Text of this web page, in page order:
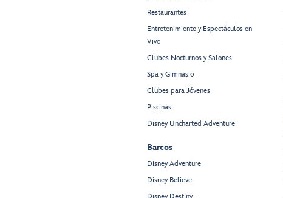
Restaurantes
Entretenimiento y Espectáculos en
Vivo
Clubes Nocturnos y Salones
Spa y Gimnasio
Clubes para Jóvenes
Piscinas
Disney Uncharted Adventure
Barcos
Disney Adventure
Disney Believe